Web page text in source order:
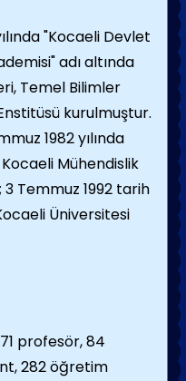
"Kocaeli Devlet
adı altında
Temel Bilimler
kurulmuştur.
1982 yılında
Kocaeli Mühendislik
Temmuz 1992 tarih
Üniversitesi
profesör, 84
282 öğretim